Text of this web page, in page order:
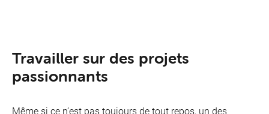
Travailler sur des projets
passionnants
Même si ce n’est pas toujours de tout repos, un des